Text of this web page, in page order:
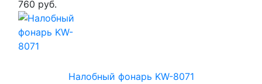
760 руб.
Налобный фонарь KW-8071